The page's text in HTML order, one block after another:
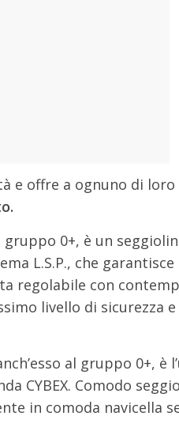
e offre a ognuno di
0+, è un
L.S.P., che
regolabile con
livello di sicurezza
al gruppo 0+, è
CYBEX. Comodo
in comoda navicella